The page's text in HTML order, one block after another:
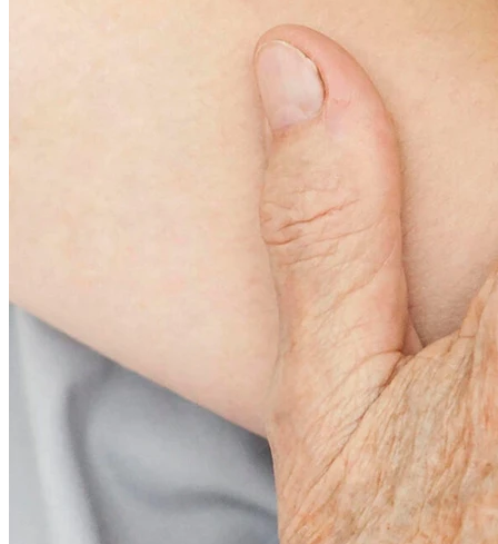
Как проходит один обычный день в
можно кликнуть по каждому пункту и увидеть детали
Помогаем аккуратно встать, умыться, причесаться. Тем, кому
тяжело ходить, проводим гигиенические процедуры в
комнате, помогаем переодеться и подготовиться к началу дня.
Завтрак и лекарства
Полноценный завтрак с учётом диетических рекомендаций и
своевременный приём назначенных лекарств под контролем
Спокойное утреннее время для чтения, общения с близкими
или любимых занятий в комфортной обстановке.